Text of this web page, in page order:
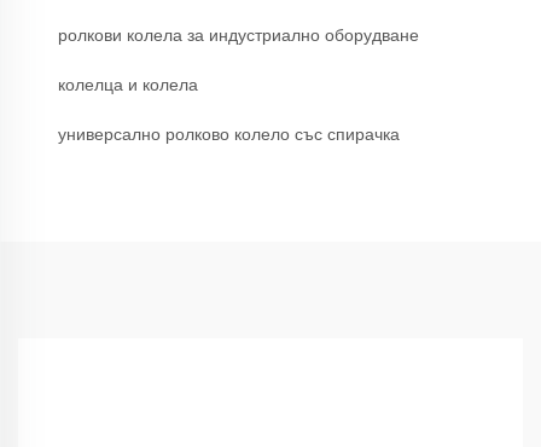
ролкови колела за индустриално оборудване
колелца и колела
универсално ролково колело със спирачка